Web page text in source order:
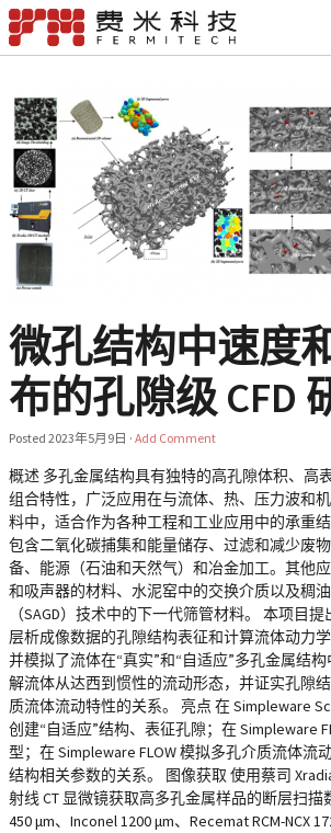
微孔结构中速度
布的孔隙级 CFD
Posted 2023年5月9日 · Add Comment
概述 多孔金属结构具有独特的高孔隙体积、高
组合特性，广泛应用在与流体、热、压力波和
料中，适合作为各种工程和工业应用中的承重
包含二氧化碳捕集和能量储存、过滤和减少废
备、能源（石油和天然气）和冶金加工。其他
和吸声器的材料、水泥窑中的交换介质以及稠
（SAGD）技术中的下一代筛管材料。 本项目
层析成像数据的孔隙结构表征和计算流体动力学
并模拟了流体在“真实”和“自适应”多孔金属结
解流体从达西到惯性的流动形态，并证实孔隙
质流体流动特性的关系。 亮点 在 Simpleware
创建“自适应”结构、表征孔隙；在 Simpleware
型；在 Simpleware FLOW 模拟多孔介质流体流
结构相关参数的关系。 图像获取 使用蔡司
射线 CT 显微镜获取高多孔金属样品的断层扫描
450 μm、Inconel 1200 μm、Recemat RCM-NCX